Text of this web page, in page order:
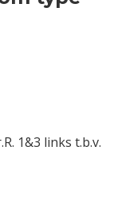
1&3 links t.b.v.